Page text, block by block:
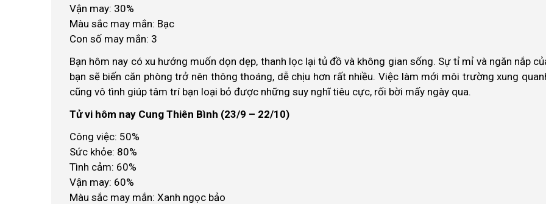
Vận may: 30%
Màu sắc may mắn: Bạc
Con số may mắn: 3
Bạn hôm nay có xu hướng muốn dọn dẹp, thanh lọc lại tủ đồ và không gian sống. Sự tỉ mỉ và ngăn nắp
bạn sẽ biến căn phòng trở nên thông thoáng, dễ chịu hơn rất nhiều. Việc làm mới môi trường xung
cũng vô tình giúp tâm trí bạn loại bỏ được những suy nghĩ tiêu cực, rối bời mấy ngày qua.
Tử vi hôm nay Cung Thiên Bình (23/9 – 22/10)
Công việc: 50%
Sức khỏe: 80%
Tình cảm: 60%
Vận may: 60%
Màu sắc may mắn: Xanh ngọc bảo